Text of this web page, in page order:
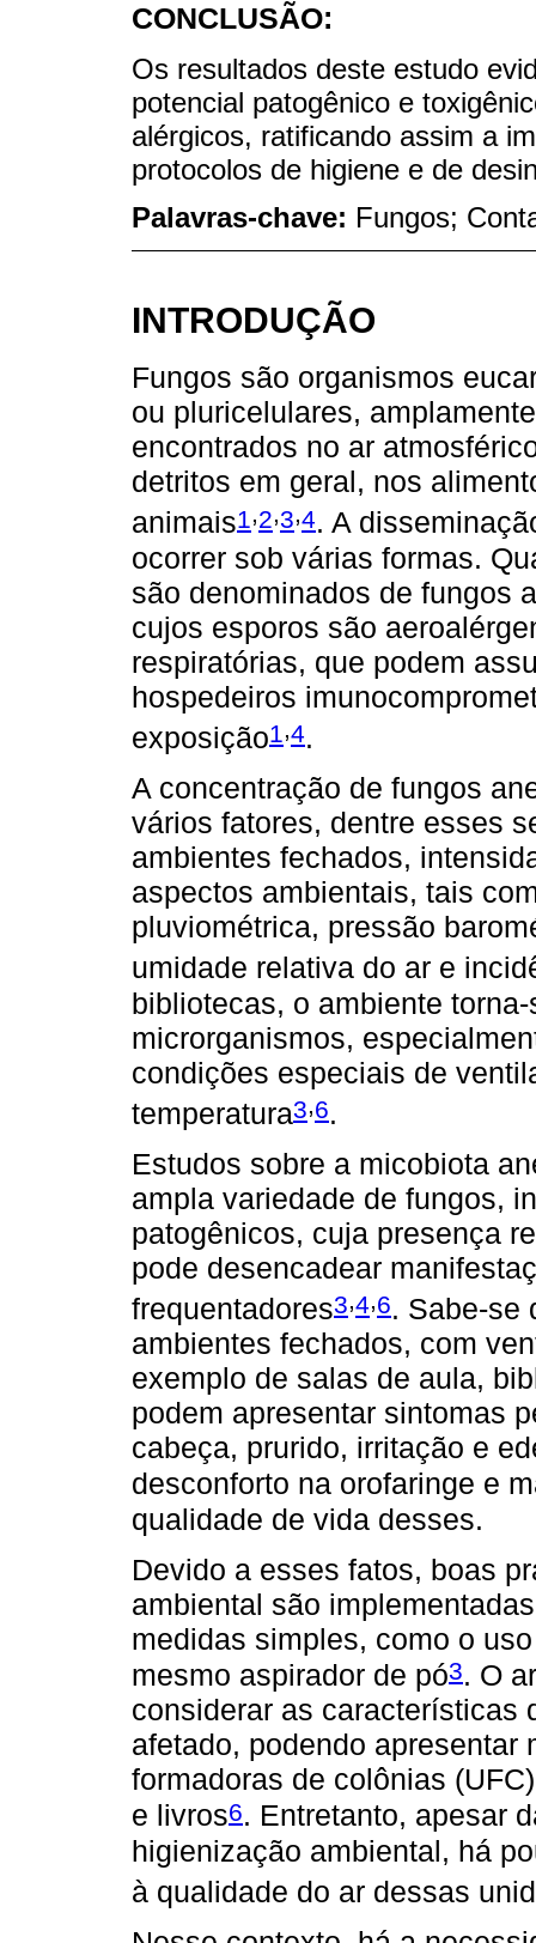
CONCLUSÃO:
Os resultados deste estudo
potencial patogênico e
alérgicos, ratificando assim a
protocolos de higiene e de
Palavras-chave: Fungos;
INTRODUÇÃO
Fungos são organismos
ou pluricelulares,
encontrados no ar
detritos em geral, nos
animais1 ,2,3,4. A
ocorrer sob várias formas.
são denominados de fungos
cujos esporos são
respiratórias, que podem
hospedeiros
exposição1,4.
A concentração de fungos
vários fatores, dentre esses
ambientes fechados,
aspectos ambientais, tais
pluviométrica, pressão
umidade relativa do ar e
bibliotecas, o ambiente
microrganismos,
condições especiais de
temperatura3 6.
Estudos sobre a micobiota
ampla variedade de fungos,
patogênicos, cuja presença
pode desencadear
frequentadores3,4,6. Sabe-se
ambientes fechados, com
exemplo de salas de aula,
podem apresentar sintomas
cabeça, prurido, irritação e
desconforto na orofaringe e
qualidade de vida desses.
Devido a esses fatos, boas
ambiental são
medidas simples, como o
mesmo aspirador de pó3. O
considerar as características
afetado, podendo apresentar
formadoras de colônias
e livros6. Entretanto, apesar
higienização ambiental, há
à qualidade do ar dessas